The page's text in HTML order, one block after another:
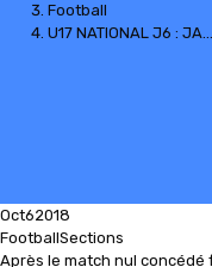
Football
U17 NATIONAL J6 : JA…
Oct62018
FootballSections
Après le match nul concédé